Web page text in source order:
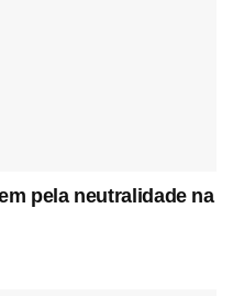
pela neutralidade na